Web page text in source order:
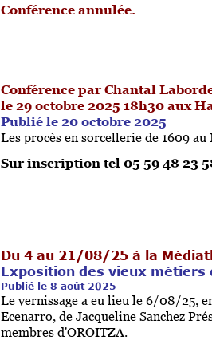
Conférence annulée.
Conférence par Chantal
le 29 octobre 2025 18h30 aux
Publié le 20 octobre 2025
Les procès en sorcellerie de 1609 au
Sur inscription tel 05 59 48 23
Du 4 au 21/08/25 à la
Exposition des vieux métiers
Publié le 8 août 2025
Le vernissage a eu lieu le 6/08/25,
Ecenarro, de Jacqueline Sanchez
membres d'OROITZA.